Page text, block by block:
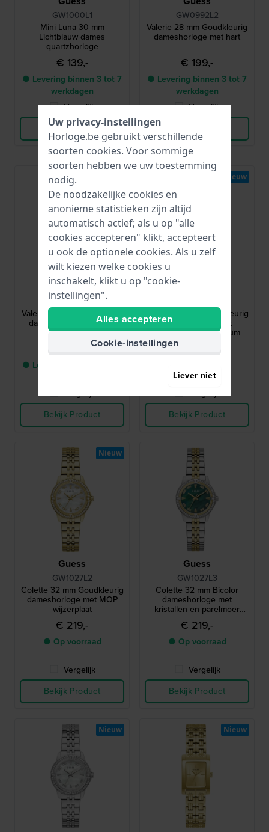
GW1000L1
Mini Luna 30 mm
Lichtblauw dames
quartzhorloge
€ 139,-
● Levering binnen 3 tot 7
werkdagen
Vergelijk
Bekijk Product
GW0992L2
Valerie 28 mm Goudkleurig
dameshorloge met hart
€ 199,-
● Levering binnen 3 tot 7
werkdagen
Vergelijk
Guess
GW0992L1
Valerie 28 mm Zilverkleurig
dameshorloge met hart
● Levering binnen 3 tot 7
Vergelijk
Bekijk Product
Victoria 36 mm Goudkleurig
dameshorloge met
kristallen en dag-datum
Vergelijk
Bekijk Product
Nieuw
Guess
GW1027L2
Colette 32 mm Goudkleurig
dameshorloge met MOP
wijzerplaat
€ 219,-
● Op voorraad
Vergelijk
Bekijk Product
Nieuw
Guess
GW1027L3
Colette 32 mm Bicolor
dameshorloge met
kristallen en parelmoer
wijzerplaat
€ 219,-
● Op voorraad
Vergelijk
Bekijk Product
Nieuw Nieuw
Uw privacy-instellingen
Horloge.be gebruikt verschillende
soorten cookies. Voor sommige
soorten hebben we uw toestemming
nodig.
De noodzakelijke cookies en
anonieme statistieken zijn altijd
automatisch actief; als u op "alle
cookies accepteren" klikt, accepteert
u ook de optionele cookies. Als u zelf
wilt kiezen welke cookies u
inschakelt, klikt u op "cookie-
instellingen".
Alles accepteren
Cookie-instellingen
Liever niet